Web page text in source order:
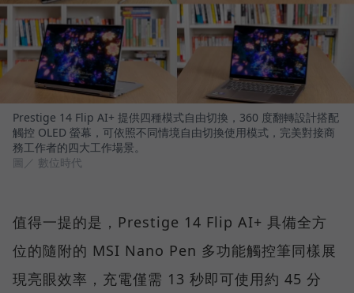
Prestige 14 Flip AI+ 提供四種模式自由切換，360 度翻轉設計搭配
觸控 OLED 螢幕，可依照不同情境自由切換使用模式，完美對接商
務工作者的四大工作場景。
圖／ 數位時代
值得一提的是，Prestige 14 Flip AI+ 具備全方
位的隨附的 MSI Nano Pen 多功能觸控筆同樣展
現亮眼效率，充電僅需 13 秒即可使用約 45 分